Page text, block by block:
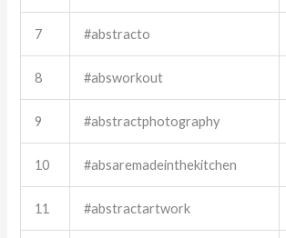
7 #abstracto
8 #absworkout
9 #abstractphotography
10 #absaremadeinthekitchen
11 #abstractartwork